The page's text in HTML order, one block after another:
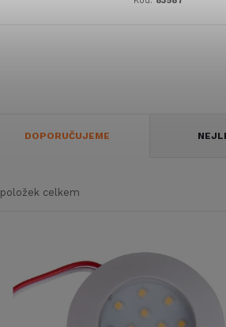
DOPORUČUJEME
položek celkem